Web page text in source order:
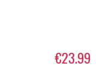
€23.99